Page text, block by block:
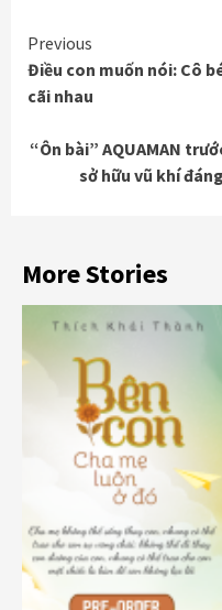
Continue
Reading
Previous
Điều con muốn nói: Cô
cãi nhau
“Ôn bài” AQUAMAN
sở hữu vũ khí
More Stories